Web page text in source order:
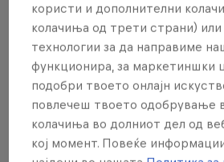
Сакаш повеќе?
Red Bull
користи и дополнителни
колачиња од трети страни) или
технологии за да направиме
функционира, за маркетиншки
подобри твоето онлајн
повлечеш твоето одобрување
колачиња во долниот дел од
кој момент. Повеќе